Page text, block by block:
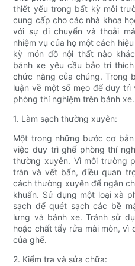
thiết yếu trong bất kỳ môi
cung cấp cho các nhà khoa
với sự di chuyển và thoải
nhiệm vụ của họ một cách
kỳ món đồ nội thất nào
bánh xe yêu cầu bảo trì
chức năng của chúng. Trong
luận về một số mẹo để duy
phòng thí nghiệm trên bánh xe.
1. Làm sạch thường xuyên:
Một trong những bước cơ
việc duy trì ghế phòng thí
thường xuyên. Vì môi trường
tràn và vết bẩn, điều quan
cách thường xuyên để ngăn
khuẩn. Sử dụng một loại xà
sạch để quét sạch các bề
lưng và bánh xe. Tránh sử
hoặc chất tẩy rửa mài mòn, vì
của ghế.
2. Kiểm tra và sửa chữa: